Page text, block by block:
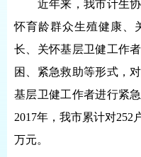
近年来，我市计生协
怀育龄群众生殖健康、
长、关怀基层卫健工作
困、紧急救助等形式，
基层卫健工作者进行紧
2017年，我市累计对252
万元。